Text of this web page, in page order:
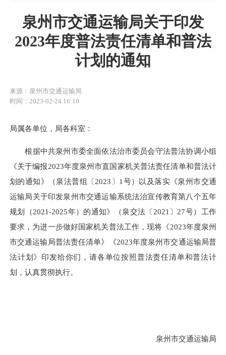
泉州市交通运输局关于印发
2023年度普法责任清单和普法
计划的通知
来源：泉州市交通运输局
时间：2023-02-24 16:10
局属各单位，局各科室：
根据中共泉州市委全面依法治市委员会守法普法协调小组
《关于编报2023年度泉州市直国家机关普法责任清单和普法计
划的通知》（泉法普组〔2023〕1号）以及落实《泉州市交通
运输局关于印发泉州市交通运输系统法治宣传教育第八个五年
规划（2021-2025年）的通知》（泉交法〔2021〕27号）工作
要求，为进一步做好国家机关普法工作，现将《2023年度泉州
市交通运输局普法责任清单》《2023年度泉州市交通运输局普
法计划》印发给你们，请各单位按照普法责任清单和普法计
划，认真贯彻执行。
泉州市交通运输局